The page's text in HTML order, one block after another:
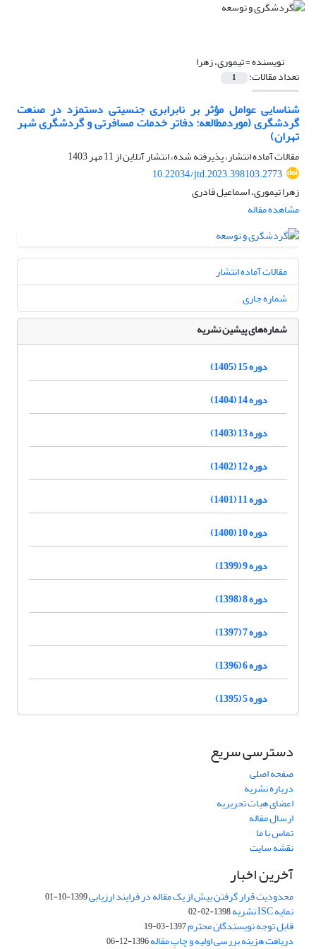
نویسنده =تیموری، زهرا
تعداد مقالات: 1
شناسایی عوامل مؤثر بر نابرابری جنسیتی دستمزد در صنعت
گردشگری (موردمطالعه: دفاتر خدمات مسافرتی و گردشگری شهر
تهران)
مقالات آماده انتشار، پذیرفته شده، انتشار آنلاین از11 مهر 1403
10.22034/jtd.2023.398103.2773
زهرا تیموری، اسماعیل قادری
مشاهده مقاله
مقالات آماده انتشار
شماره جاری
شماره‌های پیشین نشریه
دوره 15 (1405)
دوره 14 (1404)
دوره 13 (1403)
دوره 12 (1402)
دوره 11 (1401)
دوره 10 (1400)
دوره 9 (1399)
دوره 8 (1398)
دوره 7 (1397)
دوره 6 (1396)
دوره 5 (1395)
دسترسی سریع
صفحه اصلی
درباره نشریه
اعضای هیات تحریریه
ارسال مقاله
تماس با ما
نقشه سایت
آخرین اخبار
محدودیت قرار گرفتن بیش از یک مقاله در فرایند ارزیابی1399-10-01
نمایه ISC نشریه 1398-02-02
قابل توجه نویسندگان محترم1397-03-19
دریافت هزینه بررسی اولیه و چاپ مقاله1396-12-06